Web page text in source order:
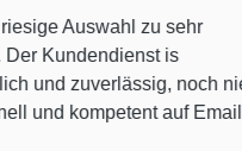
zu sehr
is
zuverlässig, noch nie
auf Emails